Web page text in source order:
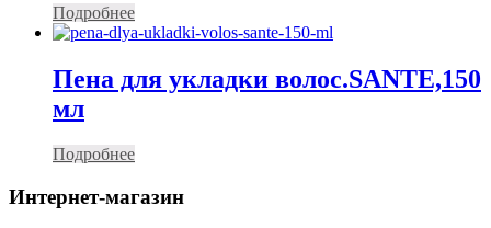
Подробнее
Пена для укладки волос.SANTE,150
мл
Подробнее
Интернет-магазин